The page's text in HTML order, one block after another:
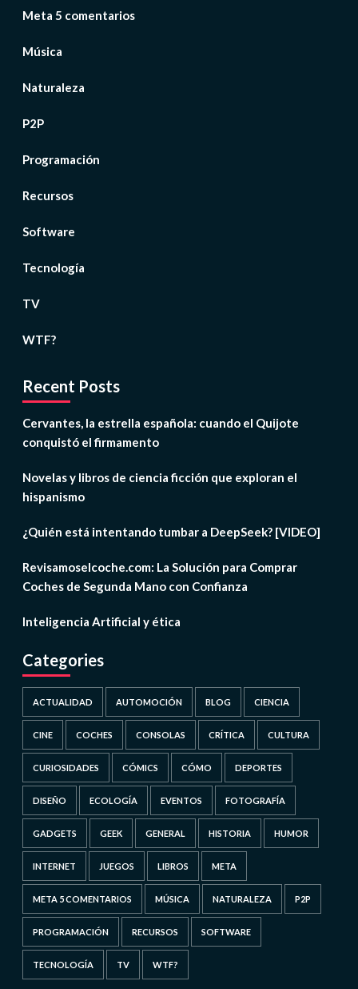
Meta 5 comentarios
Música
Naturaleza
P2P
Programación
Recursos
Software
Tecnología
TV
WTF?
Recent Posts
Cervantes, la estrella española: cuando el Quijote
conquistó el firmamento
Novelas y libros de ciencia ficción que exploran el
hispanismo
¿Quién está intentando tumbar a DeepSeek? [VIDEO]
Revisamoselcoche.com: La Solución para Comprar
Coches de Segunda Mano con Confianza
Inteligencia Artificial y ética
Categories
ACTUALIDAD AUTOMOCIÓN BLOG CIENCIA
CINE COCHES CONSOLAS CRÍTICA CULTURA
CURIOSIDADES CÓMICS CÓMO DEPORTES
DISEÑO ECOLOGÍA EVENTOS FOTOGRAFÍA
GADGETS GEEK GENERAL HISTORIA HUMOR
INTERNET JUEGOS LIBROS META
META 5 COMENTARIOS MÚSICA NATURALEZA P2P
PROGRAMACIÓN RECURSOS SOFTWARE
TECNOLOGÍA TV WTF?